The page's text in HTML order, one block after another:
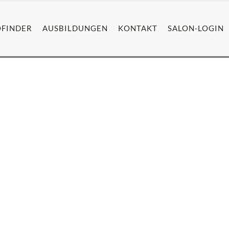
AUSBILDUNGEN KONTAKT SALON-LOGIN